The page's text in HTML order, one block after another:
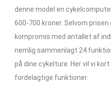
denne model en
600-700 kroner. Selvom prisen
kompromis med antallet af
nemlig sammenlagt 24
på dine cykelture. Her vil vi
fordelagtige funktioner: